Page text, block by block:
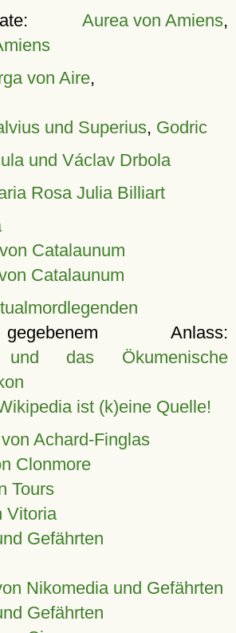
Aurea von Amiens,
von Aire,
und Superius, Godric
und Václav Drbola
Rosa Julia Billiart
Catalaunum
Catalaunum
Anlass:
und das Ökumenische
ist (k)eine Quelle!
Achard-Finglas
Clonmore
Tours
Vitoria
Gefährten
Nikomedia und Gefährten
Gefährten